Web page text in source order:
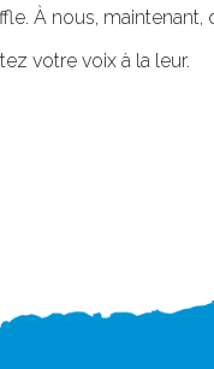
À nous, maintenant,
votre voix à la leur.